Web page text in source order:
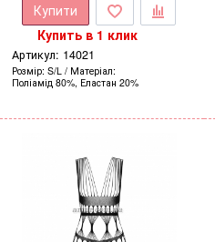
Купити
Купить в 1 клик
Артикул: 14021
Розмір S/L
Матеріал
Поліамід 80%, Еластан 20%